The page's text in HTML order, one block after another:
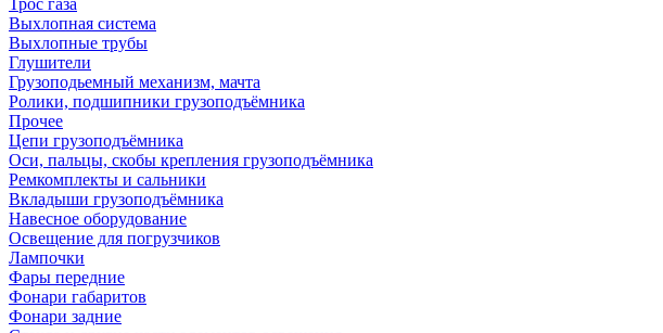
Трос газа
Выхлопная система
Выхлопные трубы
Глушители
Грузоподьемный механизм, мачта
Ролики, подшипники грузоподъёмника
Прочее
Цепи грузоподъёмника
Оси, пальцы, скобы крепления грузоподъёмника
Ремкомплекты и сальники
Вкладыши грузоподъёмника
Навесное оборудование
Освещение для погрузчиков
Лампочки
Фары передние
Фонари габаритов
Фонари задние